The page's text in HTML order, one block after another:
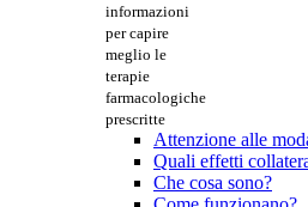
informazioni
per capire
meglio le
terapie
farmacologiche
prescritte
Attenzione alle
Quali effetti
Che cosa sono?